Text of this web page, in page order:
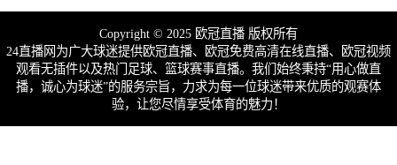
Copyright © 2025 欧冠直播 版权所有
24直播网为广大球迷提供欧冠直播、欧冠免费高清在线直播、欧冠视频
观看无插件以及热门足球、篮球赛事直播。我们始终秉持“用心做直
播，诚心为球迷”的服务宗旨，力求为每一位球迷带来优质的观赛体
验，让您尽情享受体育的魅力！